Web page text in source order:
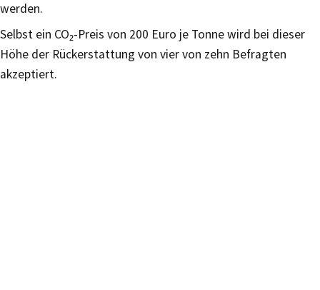
werden.
Selbst ein CO₂-Preis von 200 Euro je Tonne wird bei dieser
Höhe der Rückerstattung von vier von zehn Befragten
akzeptiert.